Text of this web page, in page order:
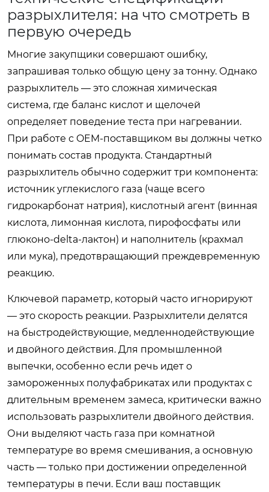
разрыхлителя: на что смотреть в
первую очередь
Многие закупщики совершают ошибку,
запрашивая только общую цену за тонну. Однако
разрыхлитель — это сложная химическая
система, где баланс кислот и щелочей
определяет поведение теста при нагревании.
При работе с OEM-поставщиком вы должны четко
понимать состав продукта. Стандартный
разрыхлитель обычно содержит три компонента:
источник углекислого газа (чаще всего
гидрокарбонат натрия), кислотный агент (винная
кислота, лимонная кислота, пирофосфаты или
глюконо-delta-лактон) и наполнитель (крахмал
или мука), предотвращающий преждевременную
реакцию.
Ключевой параметр, который часто игнорируют
— это скорость реакции. Разрыхлители делятся
на быстродействующие, медленнодействующие
и двойного действия. Для промышленной
выпечки, особенно если речь идет о
замороженных полуфабрикатах или продуктах с
длительным временем замеса, критически важно
использовать разрыхлители двойного действия.
Они выделяют часть газа при комнатной
температуре во время смешивания, а основную
часть — только при достижении определенной
температуры в печи. Если ваш поставщик